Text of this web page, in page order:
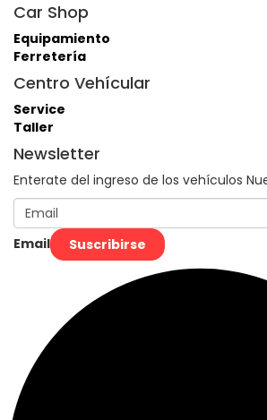
Car Shop
Equipamiento
Ferretería
Centro Vehícular
Service
Taller
Newsletter
Enterate del ingreso de los vehículos
Email